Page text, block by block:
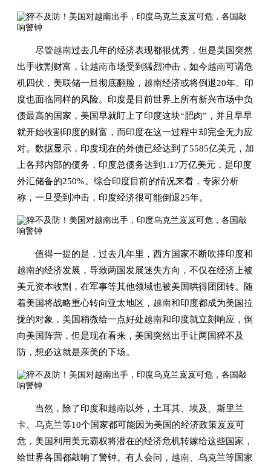
尽管越南过去几年的经济表现都很优秀，但是美国突然
出手收割财富，让越南市场受到猛烈冲击，如今越南可谓危
机四伏，美联储一旦彻底翻脸， 越南经济或将倒退20年。印
度也面临同样的风险。印度是目前世界上所有新兴市场中负
债最高的国家，美国早就盯上了印度这块“肥肉”，并且早早
就开始收割印度的财富，而印度在这一过程中却完全无力应
对。数据显示，印度现在的外债已经达到了5585亿美元，加
上各邦内部的债务，印度总债务达到1.17万亿美元，是印度
外汇储备的250%。综合印度目前的情况来看，专家分析
称，一旦受到冲击，印度经济很可能倒退25年。
值得一提的是，过去几年里，西方国家不断吹捧印度和
越南的经济发展，导致两国发展迷失方向，不仅在经济上被
美元资本收割，在军事等其他领域也被美国哄得团团转。随
着美国将战略重心转向亚太地区， 越南和印度都成为美国拉
拢的对象，美国稍微给一点好处越南和印度就立刻响应，倒
向美国阵营，但是现在看来，美国突然出手让两国猝不及
防，想必这就是亲美的下场。
当然，除了印度和越南以外，土耳其、埃及、斯里兰
卡、乌克兰等10个国家都可能因为美国的经济政策岌岌可
危，美国利用美元霸权将潜在的经济危机转嫁给这些国家，
给世界各国都敲响了警钟。有人会问， 越南、乌克兰等国家